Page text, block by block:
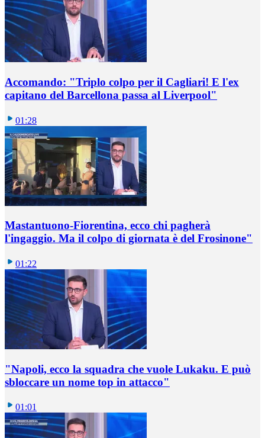
Accomando: "Triplo colpo per il Cagliari! E l'ex
capitano del Barcellona passa al Liverpool"
01:28
Mastantuono-Fiorentina, ecco chi pagherà
l'ingaggio. Ma il colpo di giornata è del Frosinone"
01:22
"Napoli, ecco la squadra che vuole Lukaku. E può
sbloccare un nome top in attacco"
01:01